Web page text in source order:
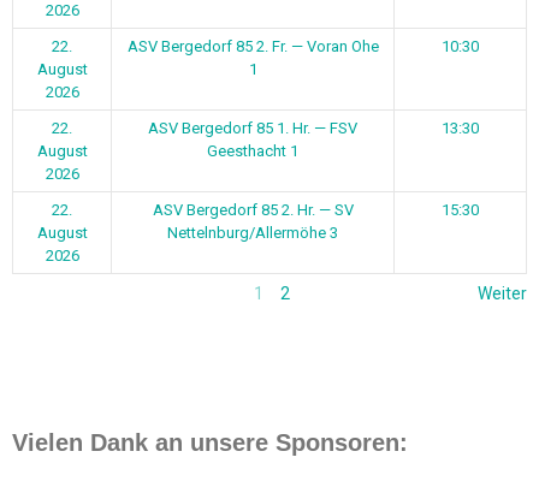
2026
22.
August
2026
ASV Bergedorf 85 2. Fr. — Voran Ohe
1
10:30
22.
August
2026
ASV Bergedorf 85 1. Hr. — FSV
Geesthacht 1
13:30
22.
August
2026
ASV Bergedorf 85 2. Hr. — SV
Nettelnburg/Allermöhe 3
15:30
1 2 Weiter
Vielen Dank an unsere Sponsoren: